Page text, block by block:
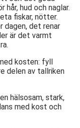
hud och naglar.
fiskar, nötter.
dagen, det renar
är det varmt
kosten: fyll
delen av tallriken
hälsosam, stark,
med kost och